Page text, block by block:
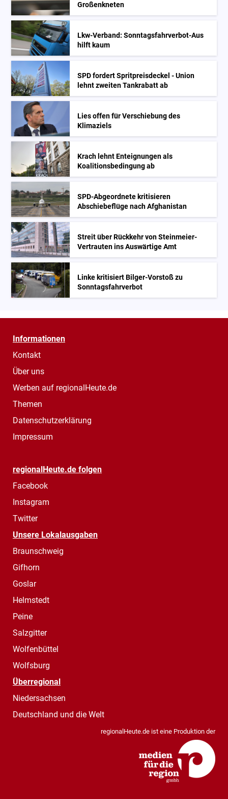
Großenkneten
Lkw-Verband: Sonntagsfahrverbot-Aus
hilft kaum
SPD fordert Spritpreisdeckel - Union
lehnt zweiten Tankrabatt ab
Lies offen für Verschiebung des
Klimaziels
Krach lehnt Enteignungen als
Koalitionsbedingung ab
SPD-Abgeordnete kritisieren
Abschiebeflüge nach Afghanistan
Streit über Rückkehr von Steinmeier-
Vertrauten ins Auswärtige Amt
Linke kritisiert Bilger-Vorstoß zu
Sonntagsfahrverbot
Informationen
Kontakt
Über uns
Werben auf regionalHeute.de
Themen
Datenschutzerklärung
Impressum
regionalHeute.de folgen
Facebook
Instagram
Twitter
Unsere Lokalausgaben
Braunschweig
Gifhorn
Goslar
Helmstedt
Peine
Salzgitter
Wolfenbüttel
Wolfsburg
Überregional
Niedersachsen
Deutschland und die Welt
regionalHeute.de ist eine Produktion der